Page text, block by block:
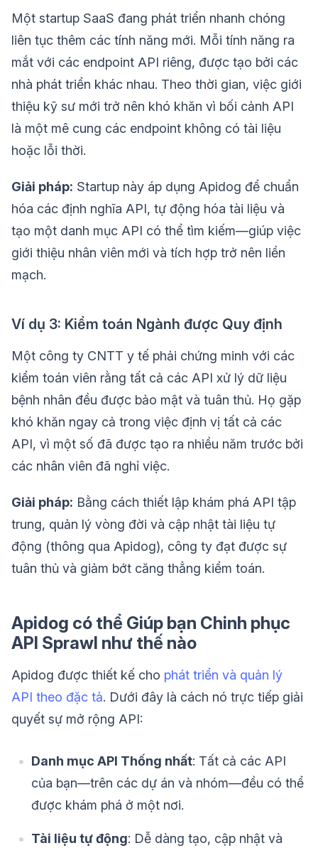
Một startup SaaS đang phát triển nhanh chóng
liên tục thêm các tính năng mới. Mỗi tính năng ra
mắt với các endpoint API riêng, được tạo bởi các
nhà phát triển khác nhau. Theo thời gian, việc giới
thiệu kỹ sư mới trở nên khó khăn vì bối cảnh API
là một mê cung các endpoint không có tài liệu
hoặc lỗi thời.
Giải pháp: Startup này áp dụng Apidog để chuẩn
hóa các định nghĩa API, tự động hóa tài liệu và
tạo một danh mục API có thể tìm kiếm—giúp việc
giới thiệu nhân viên mới và tích hợp trở nên liền
mạch.
Ví dụ 3: Kiểm toán Ngành được Quy định
Một công ty CNTT y tế phải chứng minh với các
kiểm toán viên rằng tất cả các API xử lý dữ liệu
bệnh nhân đều được bảo mật và tuân thủ. Họ gặp
khó khăn ngay cả trong việc định vị tất cả các
API, vì một số đã được tạo ra nhiều năm trước bởi
các nhân viên đã nghỉ việc.
Giải pháp: Bằng cách thiết lập khám phá API tập
trung, quản lý vòng đời và cập nhật tài liệu tự
động (thông qua Apidog), công ty đạt được sự
tuân thủ và giảm bớt căng thẳng kiểm toán.
Apidog có thể Giúp bạn Chinh phục
API Sprawl như thế nào
Apidog được thiết kế cho phát triển và quản lý
API theo đặc tả. Dưới đây là cách nó trực tiếp giải
quyết sự mở rộng API:
Danh mục API Thống nhất: Tất cả các API
của bạn—trên các dự án và nhóm—đều có thể
được khám phá ở một nơi.
Tài liệu tự động: Dễ dàng tạo, cập nhật và